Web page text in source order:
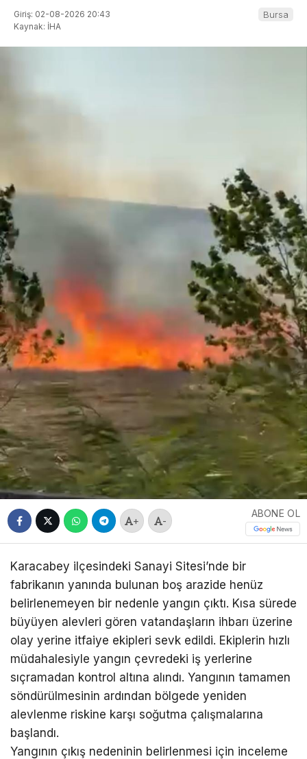
Giriş: 02-08-2026 20:43
Kaynak: İHA
Bursa
+ -
ABONE OL
Karacabey ilçesindeki Sanayi Sitesi’nde bir
fabrikanın yanında bulunan boş arazide henüz
belirlenemeyen bir nedenle yangın çıktı. Kısa sürede
büyüyen alevleri gören vatandaşların ihbarı üzerine
olay yerine itfaiye ekipleri sevk edildi. Ekiplerin hızlı
müdahalesiyle yangın çevredeki iş yerlerine
sıçramadan kontrol altına alındı. Yangının tamamen
söndürülmesinin ardından bölgede yeniden
alevlenme riskine karşı soğutma çalışmalarına
başlandı.
Yangının çıkış nedeninin belirlenmesi için inceleme